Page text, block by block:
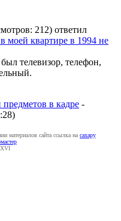
212) ответил
моей квартире в 1994 не
телевизор, телефон,
предметов в кадре -
)
материалов сайта ссылка на caxapу